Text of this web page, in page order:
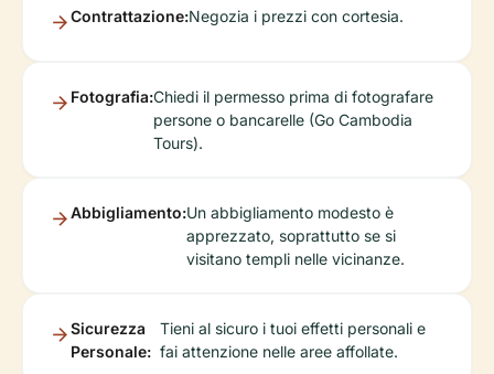
Contrattazione:Negozia i prezzi con cortesia.
Fotografia:Chiedi il permesso prima di fotografare
persone o bancarelle (Go Cambodia
Tours).
Abbigliamento:Un abbigliamento modesto è
apprezzato, soprattutto se si
visitano templi nelle vicinanze.
Sicurezza
Personale:
Tieni al sicuro i tuoi effetti personali e
fai attenzione nelle aree affollate.